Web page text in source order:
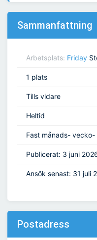
Sammanfattning
Arbetsplats: Friday
1 plats
Tills vidare
Heltid
Fast månads- vecko-
Publicerat: 3 juni
Ansök senast: 31 juli
Postadress